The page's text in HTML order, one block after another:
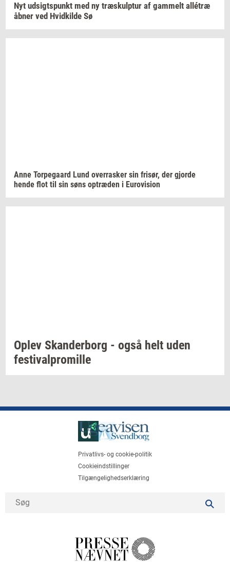
Nyt ud­sigts­punkt med ny træskul­p­tur af gam­melt allétræ
åbner ved Hvid­kil­de Sø
Anne Tor­pe­gaard Lund over­ra­sker sin fri­sør, der gjor­de
hende flot til sin søns op­træ­den i Eu­ro­vi­sion
Oplev Skan­der­borg - også helt uden
festi­val­pro­mil­le
Privatlivs- og cookie-politik
Cookieindstillinger
Tilgængelighedserklæring